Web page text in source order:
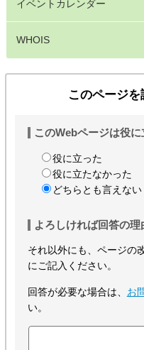
イベントカレンダー
WHOIS
このページ
このWebページは役に
役に立った
役に立たなかった
どちらとも言えない
よろしければ回答の
それ以外にも、ページの
にご記入ください。
回答が必要な場合は、 お
い。